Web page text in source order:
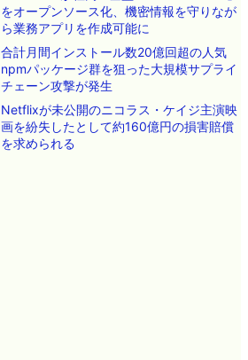
をオープンソース化、機密情報を守りなが
ら業務アプリを作成可能に
合計月間インストール数20億回超の人気
npmパッケージ群を狙った大規模サプライ
チェーン攻撃が発生
Netflixが未公開のニコラス・ケイジ主演映
画を紛失したとして約160億円の損害賠償
を求められる